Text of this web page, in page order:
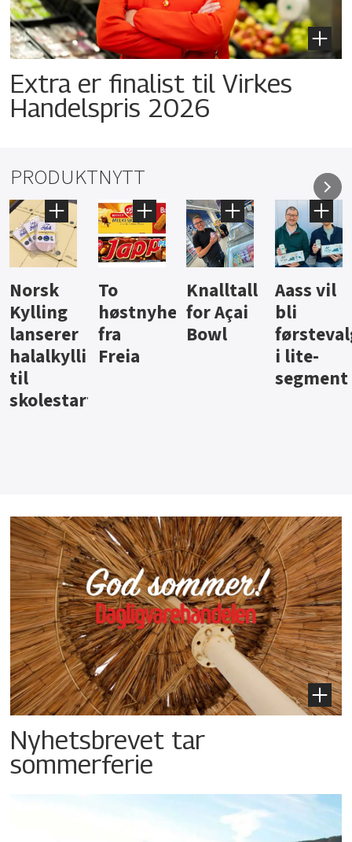
Extra er finalist til Virkes
Handelspris 2026
PRODUKTNYTT
Knalltall
for Açai
Bowl
Aass vil
bli
førstevalg
i lite-
Brus og
jus fra
Berentsen
Hard
iste fra
Hansa
Nyhetsbrevet tar
sommerferie